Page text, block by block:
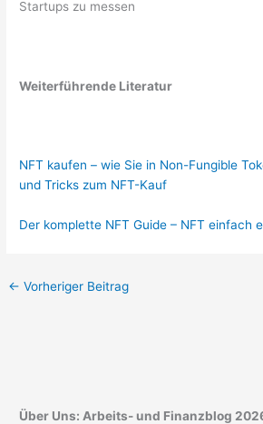
Startups zu messen
Weiterführende Literatur
NFT kaufen – wie Sie in Non-Fungible
und Tricks zum NFT-Kauf
Der komplette NFT Guide – NFT einfach
← Vorheriger Beitrag
Über Uns: Arbeits- und Finanzblog